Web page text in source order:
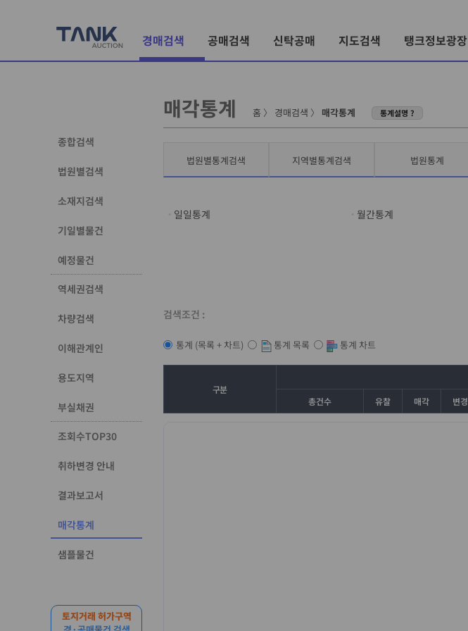
경매검색 공매검색 신탁공매 지도검색 탱크정보광장
종합검색
법원별검색
소재지검색
기일별물건
예정물건
역세권검색
차량검색
이해관계인
용도지역
부실채권
조회수TOP30
취하변경 안내
결과보고서
매각통계
샘플물건
토지거래 허가구역
매각통계 홈 〉 경매검색 〉 매각통계 통계설명 ?
법원별통계검색 지역별통계검색 법원통계
일일통계 월간통계
검색조건 :
통계 (목록 + 차트) 통계 목록 통계 차트
구분
총건수
유찰 매각 변경